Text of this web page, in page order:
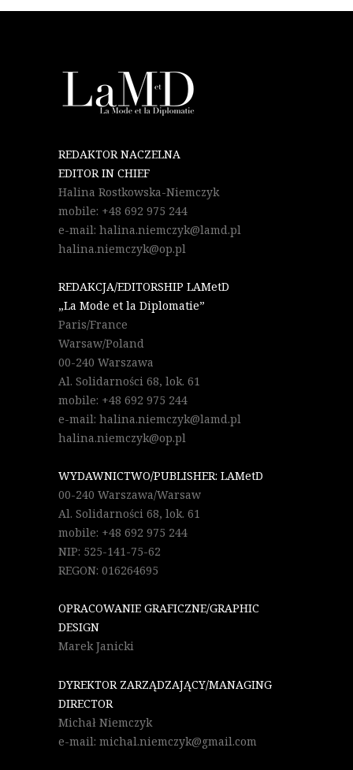
REDAKTOR NACZELNA
EDITOR IN CHIEF
Halina Rostkowska-Niemczyk
mobile: +48 692 975 244
e-mail: halina.niemczyk@lamd.pl
halina.niemczyk@op.pl
REDAKCJA/EDITORSHIP LAMetD
„La Mode et la Diplomatie”
Paris/France
Warsaw/Poland
00-240 Warszawa
Al. Solidarności 68, lok. 61
mobile: +48 692 975 244
e-mail: halina.niemczyk@lamd.pl
halina.niemczyk@op.pl
WYDAWNICTWO/PUBLISHER: LAMetD
00-240 Warszawa/Warsaw
Al. Solidarności 68, lok. 61
mobile: +48 692 975 244
NIP: 525-141-75-62
REGON: 016264695
OPRACOWANIE GRAFICZNE/GRAPHIC
DESIGN
Marek Janicki
DYREKTOR ZARZĄDZAJĄCY/MANAGING
DIRECTOR
Michał Niemczyk
e-mail: michal.niemczyk@gmail.com